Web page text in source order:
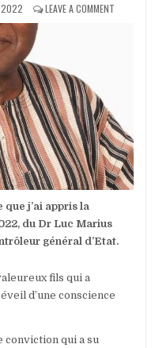
2022 LEAVE A COMMENTON
LE
CHEF
DE
L’ÉTAT
SALUE
LA
DE
que j’ai appris la
du Dr Luc Marius
général d’Etat.
fils qui a
d’une conscience
conviction qui a su